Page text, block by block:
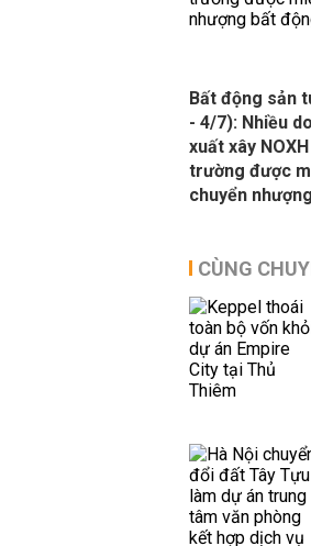
Bất động sản
- 4/7): Nhiều
xuất xây
trường được
chuyển
CÙNG